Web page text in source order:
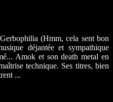
(Hmm, cela sent bon
déjantée et sympathique
Amok et son death metal en
technique. Ses titres, bien
...